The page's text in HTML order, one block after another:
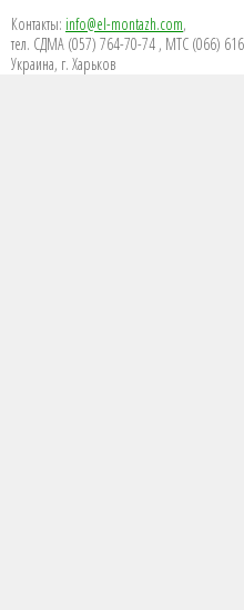
Контакты: info@el-montazh.com,
тел. СДМА (057) 764-70-74 , МТС (066)
Украина, г. Харьков